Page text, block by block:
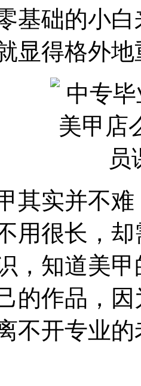
基础的小
显得格外地
实并不难
用很长，
，知道美
的作品，
不开专业